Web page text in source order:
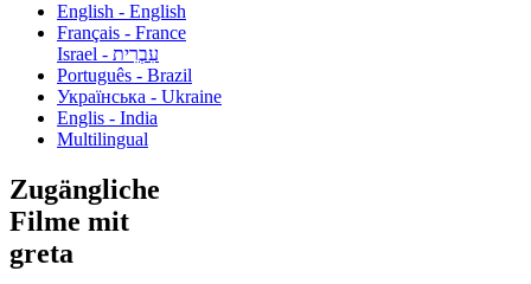
English - English
Français - France
עִבְרִית - Israel
Português - Brazil
Українська - Ukraine
Englis - India
Multilingual
Zugängliche
Filme mit
greta